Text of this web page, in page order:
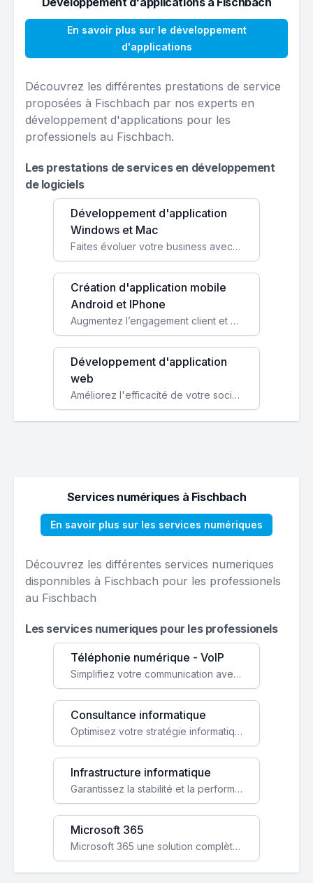
En savoir plus sur le développement
d'applications
Découvrez les différentes prestations de service
proposées à Fischbach par nos experts en
développement d'applications pour les
professionels au Fischbach.
Les prestations de services en développement
de logiciels
Développement d'application
Windows et Mac
Faites évoluer votre business avec des solutions logicielles personnalisées, parfaitement adaptées à vos besoins spécifiques.
Création d'application mobile
Android et IPhone
Augmentez l’engagement client et simplifiez vos processus avec une application mobile sur mesure, disponible sur iOS et Android.
Développement d'application
web
Améliorez l'efficacité de votre société avec une application web personnalisée accessible partout et tout le temps.
Services numériques à Fischbach
En savoir plus sur les services numériques
Découvrez les différentes services numeriques
disponnibles à Fischbach pour les professionels
au Fischbach
Les services numeriques pour les professionels
Téléphonie numérique - VoIP
Simplifiez votre communication avec une solution VoIP flexible, économique et adaptée à vos besoins professionnels.
Consultance informatique
Optimisez votre stratégie informatique avec l'expertise de nos consultants pour améliorer votre efficacité et sécurité.
Infrastructure informatique
Garantissez la stabilité et la performance de votre entreprise avec une infrastructure IT sécurisée et évolutive.
Microsoft 365
Microsoft 365 une solution complète qui booste votre productivité, renforce la sécurité de vos données et facilite la collaboration.